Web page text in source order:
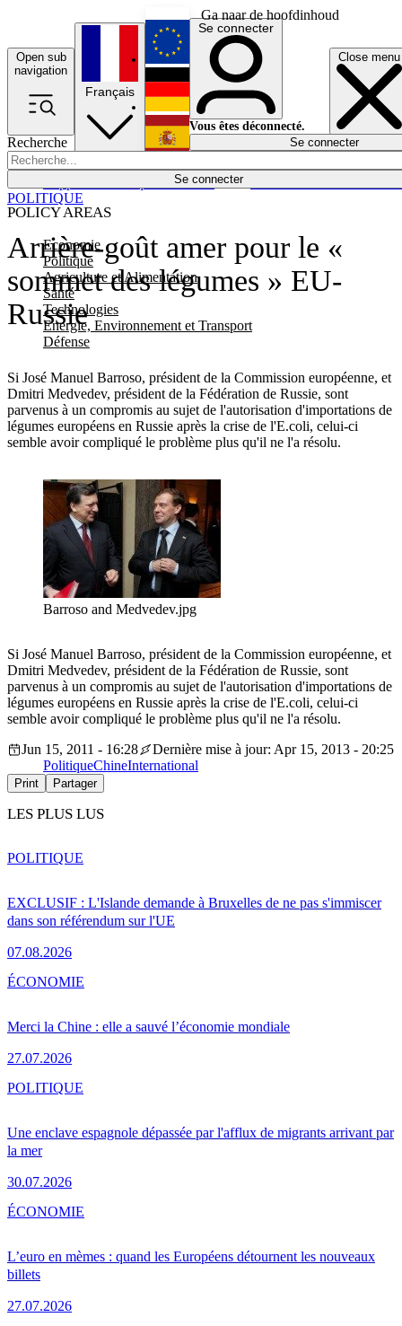
Ga naar de hoofdinhoud
Open sub
navigation
Close menu
Recherche
Se connecter
POLICY AREAS
Economie
Politique
Agriculture et Alimentation
Santé
Technologies
Energie, Environnement et Transport
Défense
Économie
Français
English
Deutsch
Español
Se connecter
Vous êtes déconnecté.
Se connecter
Arrière-goût amer pour le «
sommet des légumes » EU-
Russie
Si José Manuel Barroso, président de la Commission européenne, et
Dmitri Medvedev, président de la Fédération de Russie, sont
parvenus à un compromis au sujet de l'autorisation d'importations de
légumes européens en Russie après la crise de l'E.coli, celui-ci
semble avoir compliqué le problème plus qu'il ne l'a résolu.
POLITIQUE
Barroso and Medvedev.jpg
Si José Manuel Barroso, président de la Commission européenne, et
Dmitri Medvedev, président de la Fédération de Russie, sont
parvenus à un compromis au sujet de l'autorisation d'importations de
légumes européens en Russie après la crise de l'E.coli, celui-ci
semble avoir compliqué le problème plus qu'il ne l'a résolu.
Jun 15, 2011 - 16:28
Dernière mise à jour: Apr 15, 2013 - 20:25
PolitiqueChineInternational
Print Partager
LES PLUS LUS
EXCLUSIF : L'Islande demande à Bruxelles de ne pas s'immiscer
dans son référendum sur l'UE
07.08.2026
POLITIQUE
Merci la Chine : elle a sauvé l’économie mondiale
27.07.2026
ÉCONOMIE
Une enclave espagnole dépassée par l'afflux de migrants arrivant par
la mer
30.07.2026
POLITIQUE
L’euro en mèmes : quand les Européens détournent les nouveaux
billets
27.07.2026
ÉCONOMIE